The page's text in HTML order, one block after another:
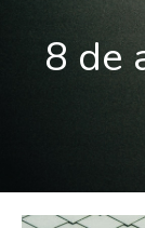
8 de